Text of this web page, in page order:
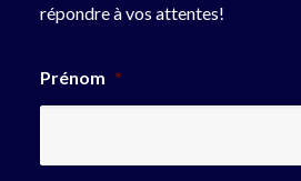
répondre à vos attentes!
Prénom *